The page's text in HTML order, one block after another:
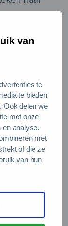
van
te
te bieden
Ook delen we
met onze
en analyse.
met
of die ze
van hun
gaat het
de
bedoeld is
niet uit
zijn, maar
kleine
is.